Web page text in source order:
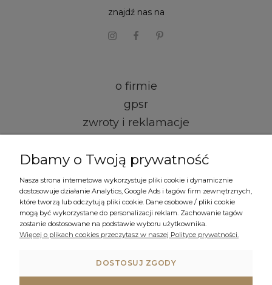
o firmie
gpsr
zwroty i reklamacje
kontakt i dane firmy
regulamin
formy płatności
czas i koszty dostawy
polityka prywatności
ustawienia plików cookies
znajdź nas na
Dbamy o Twoją prywatność
Nasza strona internetowa wykorzystuje pliki cookie i dynamicznie
dostosowuje działanie Analytics, Google Ads i tagów firm zewnętrznych,
które tworzą lub odczytują pliki cookie. Dane osobowe / pliki cookie
mogą być wykorzystane do personalizacji reklam. Zachowanie tagów
zostanie dostosowane na podstawie wyboru użytkownika.
Więcej o plikach cookies przeczytasz w naszej Polityce prywatności.
DOSTOSUJ ZGODY